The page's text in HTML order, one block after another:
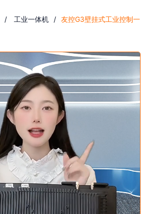
工业一体机
友控G3壁挂式工业控制一